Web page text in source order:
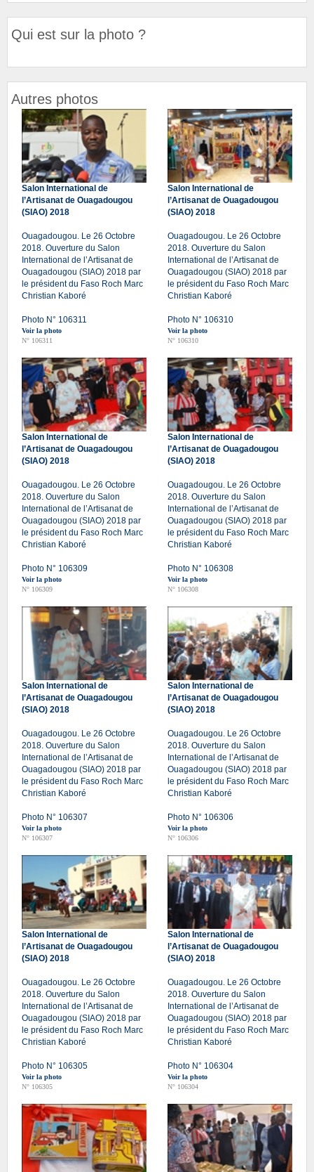
Qui est sur la photo ?
Autres photos
Salon International de
l’Artisanat de Ouagadougou
(SIAO) 2018
Ouagadougou. Le 26 Octobre
2018. Ouverture du Salon
International de l’Artisanat de
Ouagadougou (SIAO) 2018 par
le président du Faso Roch Marc
Christian Kaboré
Photo N° 106311
Voir la photo
N° 106311
Salon International de
l’Artisanat de Ouagadougou
(SIAO) 2018
Ouagadougou. Le 26 Octobre
2018. Ouverture du Salon
International de l’Artisanat de
Ouagadougou (SIAO) 2018 par
le président du Faso Roch Marc
Christian Kaboré
Photo N° 106310
Voir la photo
N° 106310
Salon International de
l’Artisanat de Ouagadougou
(SIAO) 2018
Ouagadougou. Le 26 Octobre
2018. Ouverture du Salon
International de l’Artisanat de
Ouagadougou (SIAO) 2018 par
le président du Faso Roch Marc
Christian Kaboré
Photo N° 106309
Voir la photo
N° 106309
Salon International de
l’Artisanat de Ouagadougou
(SIAO) 2018
Ouagadougou. Le 26 Octobre
2018. Ouverture du Salon
International de l’Artisanat de
Ouagadougou (SIAO) 2018 par
le président du Faso Roch Marc
Christian Kaboré
Photo N° 106308
Voir la photo
N° 106308
Salon International de
l’Artisanat de Ouagadougou
(SIAO) 2018
Ouagadougou. Le 26 Octobre
2018. Ouverture du Salon
International de l’Artisanat de
Ouagadougou (SIAO) 2018 par
le président du Faso Roch Marc
Christian Kaboré
Photo N° 106307
Voir la photo
N° 106307
Salon International de
l’Artisanat de Ouagadougou
(SIAO) 2018
Ouagadougou. Le 26 Octobre
2018. Ouverture du Salon
International de l’Artisanat de
Ouagadougou (SIAO) 2018 par
le président du Faso Roch Marc
Christian Kaboré
Photo N° 106306
Voir la photo
N° 106306
Salon International de
l’Artisanat de Ouagadougou
(SIAO) 2018
Ouagadougou. Le 26 Octobre
2018. Ouverture du Salon
International de l’Artisanat de
Ouagadougou (SIAO) 2018 par
le président du Faso Roch Marc
Christian Kaboré
Photo N° 106305
Voir la photo
N° 106305
Salon International de
l’Artisanat de Ouagadougou
(SIAO) 2018
Ouagadougou. Le 26 Octobre
2018. Ouverture du Salon
International de l’Artisanat de
Ouagadougou (SIAO) 2018 par
le président du Faso Roch Marc
Christian Kaboré
Photo N° 106304
Voir la photo
N° 106304